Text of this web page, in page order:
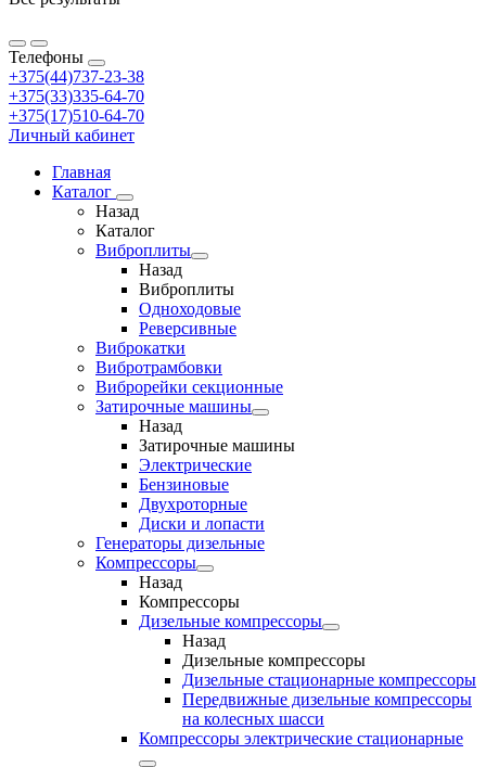
Телефоны
+375(44)737-23-38
+375(33)335-64-70
+375(17)510-64-70
Личный кабинет
Главная
Каталог
Назад
Каталог
Виброплиты
Назад
Виброплиты
Одноходовые
Реверсивные
Виброкатки
Вибротрамбовки
Виброрейки секционные
Затирочные машины
Назад
Затирочные машины
Электрические
Бензиновые
Двухроторные
Диски и лопасти
Генераторы дизельные
Компрессоры
Назад
Компрессоры
Дизельные компрессоры
Назад
Дизельные компрессоры
Дизельные стационарные компрессоры
Передвижные дизельные компрессоры
на колесных шасси
Компрессоры электрические стационарные